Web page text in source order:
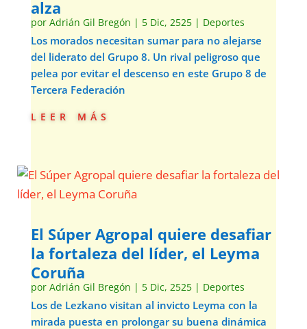
alza
por Adrián Gil Bregón | 5 Dic, 2525| Deportes
Los morados necesitan sumar para no alejarse
del liderato del Grupo 8. Un rival peligroso que
pelea por evitar el descenso en este Grupo 8 de
Tercera Federación
leer más
El Súper Agropal quiere desafiar
la fortaleza del líder, el Leyma
Coruña
por Adrián Gil Bregón | 5 Dic, 2525| Deportes
Los de Lezkano visitan al invicto Leyma con la
mirada puesta en prolongar su buena dinámica